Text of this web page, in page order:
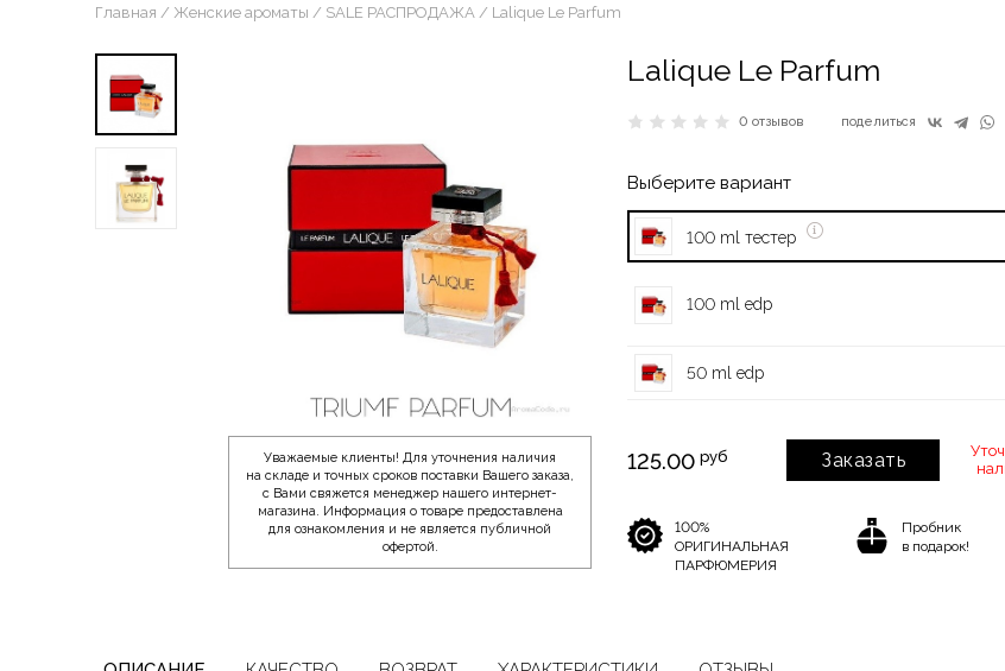
Главная Женские ароматы SALE РАСПРОДАЖА Lalique Le Parfum
Уважаемые клиенты! Для уточнения наличия
на складе и точных сроков поставки Вашего заказа,
с Вами свяжется менеджер нашего интернет-
магазина. Информация о товаре предоставлена
для ознакомления и не является публичной
офертой.
Lalique Le Parfum
0 отзывов поделиться
Выберите вариант
100 ml тестер
100 ml edp
50 ml edp
125.00 руб Заказать
100%
ОРИГИНАЛЬНАЯ
ПАРФЮМЕРИЯ
Пробник
в подарок!